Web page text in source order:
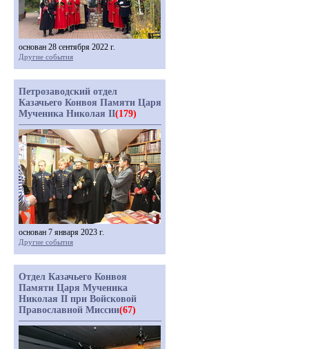
основан 28 сентября 2022 г.
Другие события
Петрозаводский отдел
Казачьего Конвоя Памяти Царя
Мученика Николая II(179)
основан 7 января 2023 г.
Другие события
Отдел Казачьего Конвоя
Памяти Царя Мученика
Николая II при Войсковой
Православной Миссии(67)